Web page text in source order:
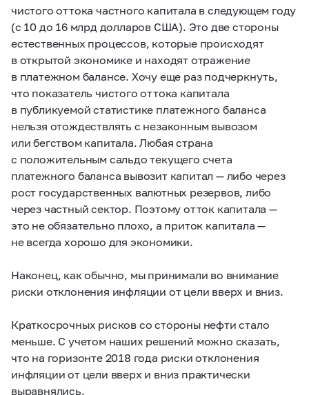
чистого оттока частного капитала в следующем году
(с 10 до 16 млрд долларов США). Это две стороны
естественных процессов, которые происходят
в открытой экономике и находят отражение
в платежном балансе. Хочу еще раз подчеркнуть,
что показатель чистого оттока капитала
в публикуемой статистике платежного баланса
нельзя отождествлять с незаконным вывозом
или бегством капитала. Любая страна
с положительным сальдо текущего счета
платежного баланса вывозит капитал — либо через
рост государственных валютных резервов, либо
через частный сектор. Поэтому отток капитала —
это не обязательно плохо, а приток капитала —
не всегда хорошо для экономики.
Наконец, как обычно, мы принимали во внимание
риски отклонения инфляции от цели вверх и вниз.
Краткосрочных рисков со стороны нефти стало
меньше. С учетом наших решений можно сказать,
что на горизонте 2018 года риски отклонения
инфляции от цели вверх и вниз практически
выравнялись.